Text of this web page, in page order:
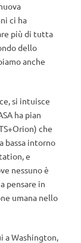
ci ha
più di tutta
dello
anche
si intuisce
ha pian
che
bassa intorno
e
nessuno è
pensare in
umana nello
a Washington,